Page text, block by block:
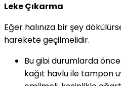
Leke Çıkarma
Eğer halınıza bir şey
harekete geçilmelidir.
Bu gibi durumlarda
kağıt havlu ile tampon